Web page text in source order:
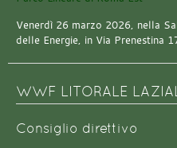
Venerdì 26 marzo 2026, nella
delle Energie, in Via Prenestina
WWF LITORALE
Consiglio direttivo